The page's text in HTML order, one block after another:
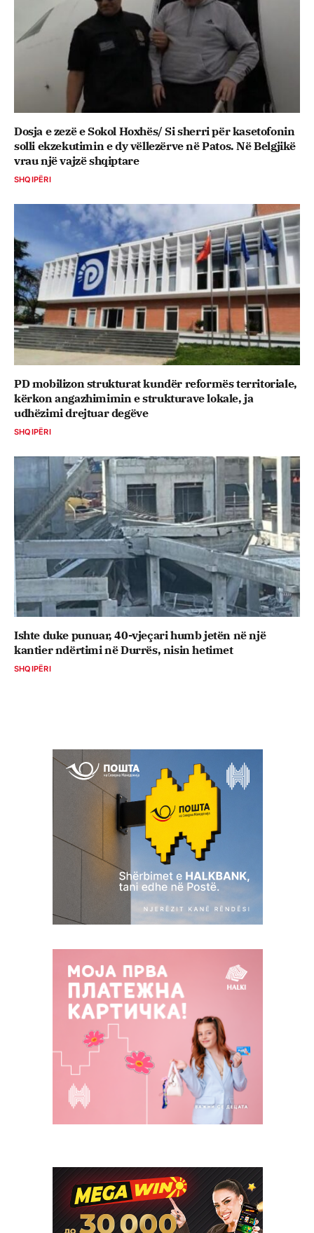
Dosja e zezë e Sokol Hoxhës/ Si sherri për kasetofonin
solli ekzekutimin e dy vëllezërve në Patos. Në Belgjikë
vrau një vajzë shqiptare
SHQIPËRI
PD mobilizon strukturat kundër reformës territoriale,
kërkon angazhimimin e strukturave lokale, ja
udhëzimi drejtuar degëve
SHQIPËRI
Ishte duke punuar, 40-vjeçari humb jetën në një
kantier ndërtimi në Durrës, nisin hetimet
SHQIPËRI